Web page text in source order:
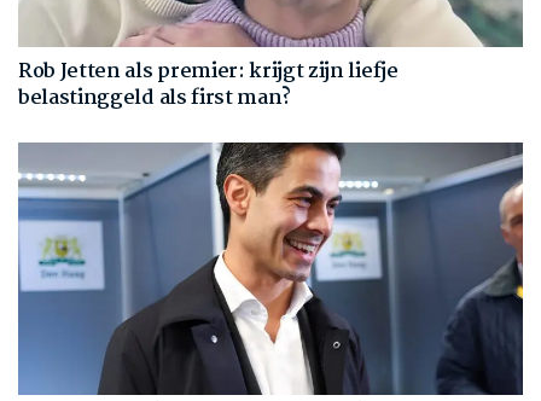
Rob Jetten als premier: krijgt zijn liefje
belastinggeld als first man?